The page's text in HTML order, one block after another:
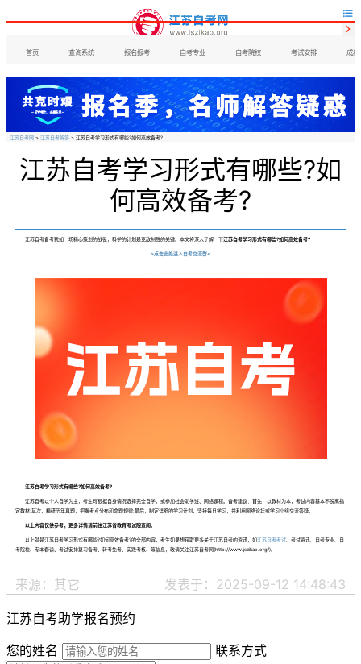

首页 查询系统 报名报考 自考专业 自考院校 考试安排 成绩

江苏自考网 > 江苏自考解答 > 江苏自考学习形式有哪些?如何高效备考?
江苏自考学习形式有哪些?如
何高效备考?
江苏自考备考犹如一场精心策划的战役，科学的计划是克敌制胜的关键。本文将深入了解一下江苏自考学习形式有哪些?如何高效备考?
>点击此处进入自考交流群<
江苏自考学习形式有哪些?如何高效备考?
江苏自考以个人自学为主，考生可根据自身情况选择完全自学，或参加社会助学班、网络课程。备考建议：首先，以教材为本，考试内容基本不脱离指
定教材;其次，精研历年真题，把握考点分布和命题规律;最后，制定详细的学习计划，坚持每日学习，并利用网络论坛或学习小组交流答疑。
以上内容仅供参考，更多详情请前往江苏省教育考试院查阅。
以上就是江苏自考学习形式有哪些?如何高效备考?的全部内容，考生如果想获取更多关于江苏自考的资讯，如江苏自考考试、考试资讯、自考专业、自
考院校、专本套读、考试安排复习备考、转考免考、实践考核、等信息，敬请关注江苏自考网(http://www.jszikao.org/)。
来源：其它 发表于：2025-09-12 14:48:43
江苏自考助学报名预约
您的姓名
联系方式